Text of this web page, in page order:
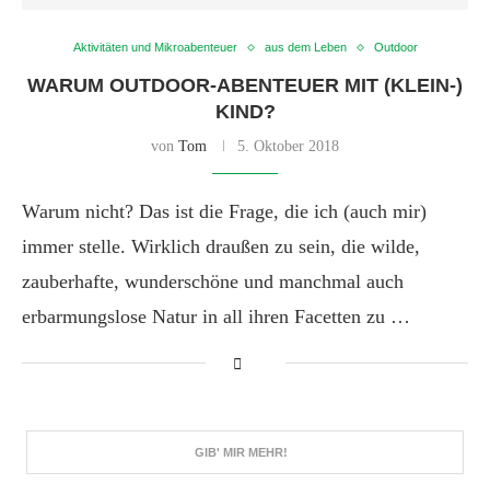
Aktivitäten und Mikroabenteuer aus dem Leben Outdoor
WARUM OUTDOOR-ABENTEUER MIT (KLEIN-)
KIND?
von Tom 5. Oktober 2018
Warum nicht? Das ist die Frage, die ich (auch mir)
immer stelle. Wirklich draußen zu sein, die wilde,
zauberhafte, wunderschöne und manchmal auch
erbarmungslose Natur in all ihren Facetten zu …
GIB' MIR MEHR!